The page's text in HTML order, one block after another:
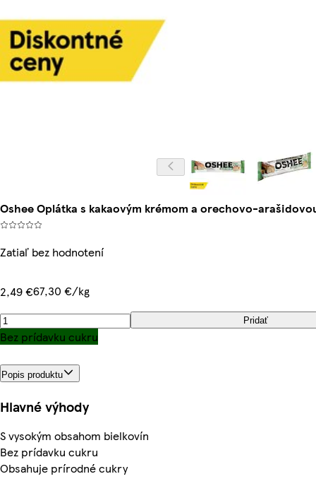
Oshee Oplátka s kakaovým krémom a orechovo-
Zatiaľ bez hodnotení
2,49 €67,30 €/kg
Pridať
Bez prídavku cukru
Popis produktu
Hlavné výhody
S vysokým obsahom bielkovín
Bez prídavku cukru
Obsahuje prírodné cukry